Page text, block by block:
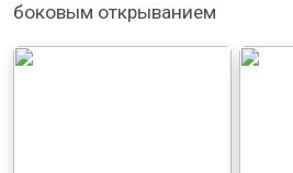
боковым открыванием